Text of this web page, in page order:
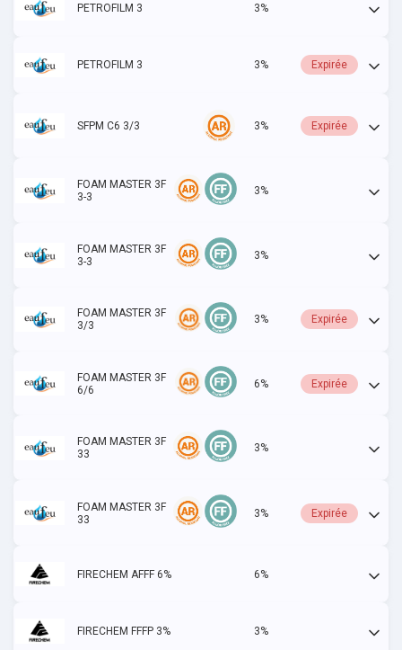
PETROFILM 3 3%
PETROFILM 3 3% Expirée
SFPM C6 3/3 3% Expirée
FOAM MASTER 3F
3-3
3%
FOAM MASTER 3F
3-3
3%
FOAM MASTER 3F
3/3
3% Expirée
FOAM MASTER 3F
6/6
6% Expirée
FOAM MASTER 3F
33
3%
FOAM MASTER 3F
33
3% Expirée
FIRECHEM AFFF 6% 6%
FIRECHEM FFFP 3% 3%